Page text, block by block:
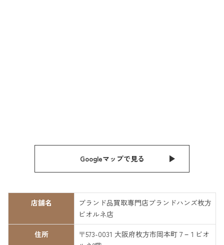
Googleマップで見る
店舗名
ブランド品買取専門店ブランドハンズ枚方
ビオルネ店
住所
〒573-0031 大阪府枚方市岡本町７−１ビオ